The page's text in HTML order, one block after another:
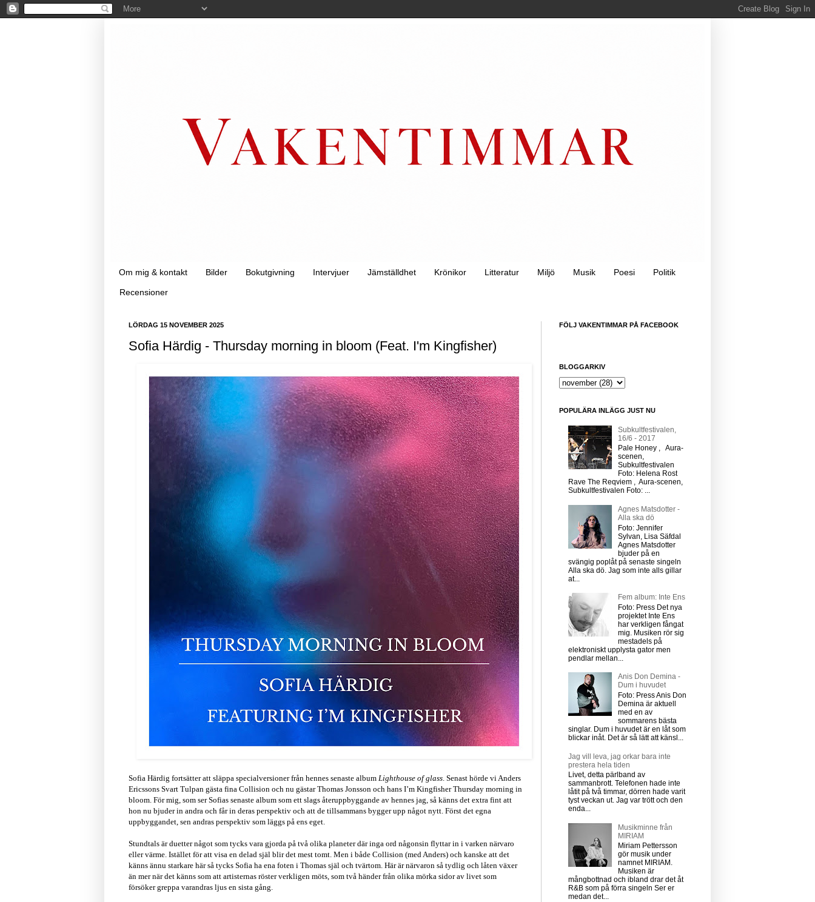
Om mig & kontakt Bilder Bokutgivning Intervjuer Jämställdhet Krönikor Litteratur Miljö Musik Poesi Politik
Recensioner
LÖRDAG 15 NOVEMBER 2025
Sofia Härdig - Thursday morning in bloom (Feat. I'm Kingfisher)
Sofia Härdig fortsätter att släppa specialversioner från hennes senaste album Lighthouse of glass. Senast hörde vi Anders
Ericssons Svart Tulpan gästa fina Collision och nu gästar Thomas Jonsson och hans I’m Kingfisher Thursday morning in
bloom. För mig, som ser Sofias senaste album som ett slags återuppbyggande av hennes jag, så känns det extra fint att
hon nu bjuder in andra och får in deras perspektiv och att de tillsammans bygger upp något nytt. Först det egna
uppbyggandet, sen andras perspektiv som läggs på ens eget.
Stundtals är duetter något som tycks vara gjorda på två olika planeter där inga ord någonsin flyttar in i varken närvaro
eller värme. Istället för att visa en delad själ blir det mest tomt. Men i både Collision (med Anders) och kanske att det
känns ännu starkare här så tycks Sofia ha ena foten i Thomas själ och tvärtom. Här är närvaron så tydlig och låten växer
än mer när det känns som att artisternas röster verkligen möts, som två händer från olika mörka sidor av livet som
försöker greppa varandras ljus en sista gång.
FÖLJ VAKENTIMMAR PÅ FACEBOOK
BLOGGARKIV
POPULÄRA INLÄGG JUST NU
Subkultfestivalen,
16/6 - 2017
Pale Honey , Aura-
scenen,
Subkultfestivalen
Foto: Helena Rost
Rave The Reqviem , Aura-scenen,
Subkultfestivalen Foto: ...
Agnes Matsdotter -
Alla ska dö
Foto: Jennifer
Sylvan, Lisa Säfdal
Agnes Matsdotter
bjuder på en
svängig poplåt på senaste singeln
Alla ska dö. Jag som inte alls gillar
at...
Fem album: Inte Ens
Foto: Press Det nya
projektet Inte Ens
har verkligen fångat
mig. Musiken rör sig
mestadels på
elektroniskt upplysta gator men
pendlar mellan...
Anis Don Demina -
Dum i huvudet
Foto: Press Anis Don
Demina är aktuell
med en av
sommarens bästa
singlar. Dum i huvudet är en låt som
blickar inåt. Det är så lätt att känsl...
Jag vill leva, jag orkar bara inte
prestera hela tiden
Livet, detta pärlband av
sammanbrott. Telefonen hade inte
låtit på två timmar, dörren hade varit
tyst veckan ut. Jag var trött och den
enda...
Musikminne från
MIRIAM
Miriam Pettersson
gör musik under
namnet MIRIAM.
Musiken är
mångbottnad och ibland drar det åt
R&B som på förra singeln Ser er
medan det...